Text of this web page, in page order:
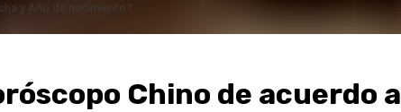
y Año de nacimiento?
Chino de acuerdo a